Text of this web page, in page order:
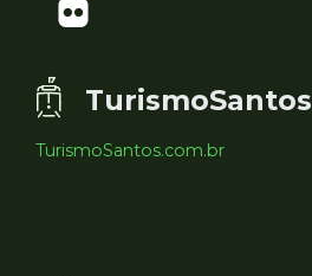
TurismoSantos
TurismoSantos.com.br